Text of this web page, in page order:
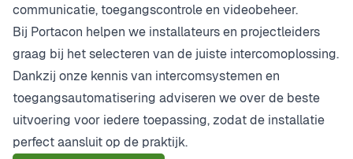
communicatie, toegangscontrole en videobeheer.
Bij Portacon helpen we installateurs en projectleiders
graag bij het selecteren van de juiste intercomoplossing.
Dankzij onze kennis van intercomsystemen en
toegangsautomatisering adviseren we over de beste
uitvoering voor iedere toepassing, zodat de installatie
perfect aansluit op de praktijk.